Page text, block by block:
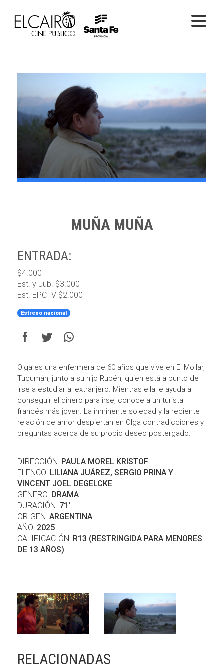
CICLOS
EL CINE
MUÑA MUÑA
ENTRADA:
$4.000
Est. y Jub. $3.000
Est. EPCTV $2.000
Estreno nacional
Olga es una enfermera de 60 años que vive en El Mollar,
Tucumán, junto a su hijo Rubén, quien está a punto de
irse a estudiar al extranjero. Mientras ella le ayuda a
conseguir el dinero para irse, conoce a un turista
francés más joven. La inminente soledad y la reciente
relación de amor despiertan en Olga contradicciones y
preguntas acerca de su propio deseo postergado.
DIRECCIÓN: PAULA MOREL KRISTOF
ELENCO: LILIANA JUÁREZ, SERGIO PRINA Y
VINCENT JOEL DEGELCKE
GÉNERO: DRAMA
DURACIÓN: 71'
ORIGEN: ARGENTINA
AÑO: 2025
CALIFICACIÓN: R13 (RESTRINGIDA PARA MENORES
DE 13 AÑOS)
RELACIONADAS